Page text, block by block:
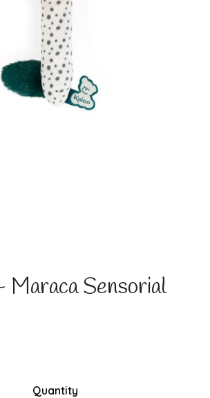
Sensorial
Quantity